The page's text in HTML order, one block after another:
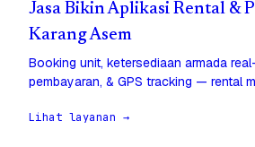
Jasa Bikin Aplikasi Rental &
Karang Asem
Booking unit, ketersediaan armada
pembayaran, & GPS tracking — rental
Lihat layanan →